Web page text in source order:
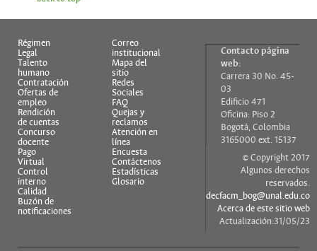
Régimen
Legal
Talento
humano
Contratación
Ofertas de
empleo
Rendición
de cuentas
Concurso
docente
Pago
Virtual
Control
interno
Calidad
Buzón de
notificaciones
Correo
institucional
Mapa del
sitio
Redes
Sociales
FAQ
Quejas y
reclamos
Atención en
línea
Encuesta
Contáctenos
Estadísticas
Glosario
Contacto página
web:
Carrera 30 No. 45-
03
Edificio 471
Oficina: Piso 2
Bogotá, Colombia
3165000 ext. 15137
© Copyright 2017
Algunos derechos
reservados.
decfacm_bog@unal.edu.co
Acerca de este sitio web
Actualización:31/05/23